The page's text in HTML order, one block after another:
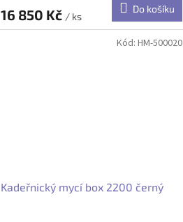
16 850 Kč / ks
Do košíku
Kadeřnický mycí box 2200 černý
Kód: HM-500020